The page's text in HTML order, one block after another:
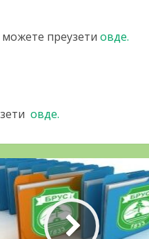
преузети овде.
овде.